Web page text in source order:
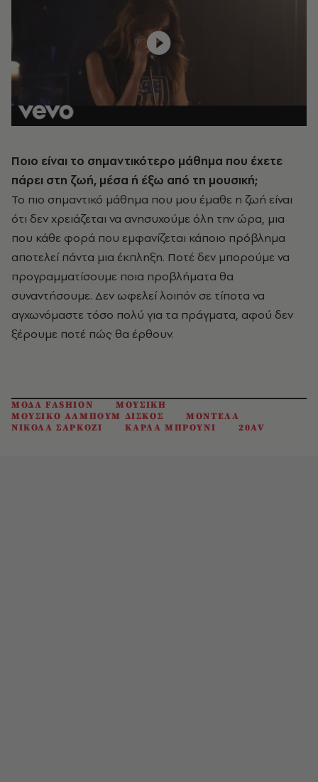
Ποιο είναι το σημαντικότερο μάθημα που έχετε
πάρει στη ζωή, μέσα ή έξω από τη μουσική;
Το πιο σημαντικό μάθημα που μου έμαθε η ζωή είναι
ότι δεν χρειάζεται να ανησυχούμε όλη την ώρα, μια
που κάθε φορά που εμφανίζεται κάποιο πρόβλημα
αποτελεί πάντα μια έκπληξη. Ποτέ δεν μπορούμε να
προγραμματίσουμε ποια προβλήματα θα
συναντήσουμε. Δεν ωφελεί λοιπόν σε τίποτα να
αγχωνόμαστε τόσο πολύ για τα πράγματα, αφού δεν
ξέρουμε ποτέ πώς θα έρθουν.
ΜΟΔΑ FASHION
ΜΟΥΣΙΚΗ
ΜΟΥΣΙΚΟ ΑΛΜΠΟΥΜ ΔΙΣΚΟΣ
ΜΟΝΤΕΛΑ
ΝΙΚΟΛΑ ΣΑΡΚΟΖΙ
ΚΑΡΛΑ ΜΠΡΟΥΝΙ 20AV